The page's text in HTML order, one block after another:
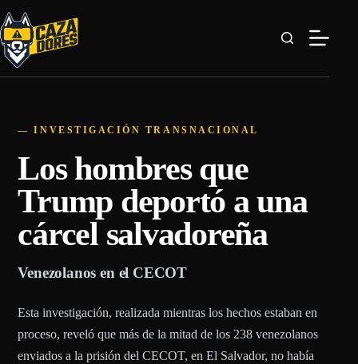
al
contenido
— INVESTIGACIÓN TRANSNACIONAL
Los hombres que
Trump deportó a una
cárcel salvadoreña
Venezolanos en el CECOT
Esta investigación, realizada mientras los hechos estaban en
proceso, reveló que más de la mitad de los 238 venezolanos
enviados a la prisión del CECOT, en El Salvador, no había